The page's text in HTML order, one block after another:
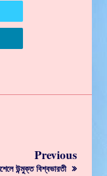
Previous
উন্মুক্ত বিশ্বভারতী